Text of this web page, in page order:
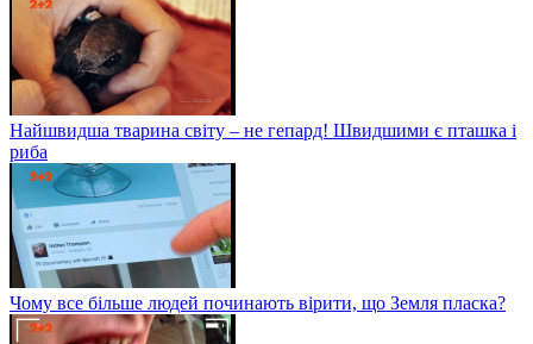
Найшвидша тварина світу – не гепард! Швидшими є пташка і
риба
Чому все більше людей починають вірити, що Земля пласка?